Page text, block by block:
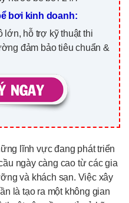
bơi kinh doanh:
hỗ trợ kỹ thuật thi
đảm bảo tiêu chuẩn &
lĩnh vực đang phát triển
ngày càng cao từ các gia
và khách sạn. Việc xây
là tạo ra một không gian